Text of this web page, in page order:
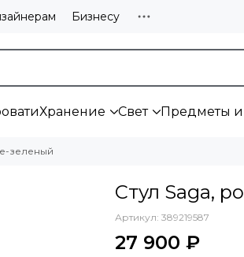
Бизнесу
Хранение Свет Предметы
зеленый
Стул Saga,
Артикул: 389219587
27 900 ₽